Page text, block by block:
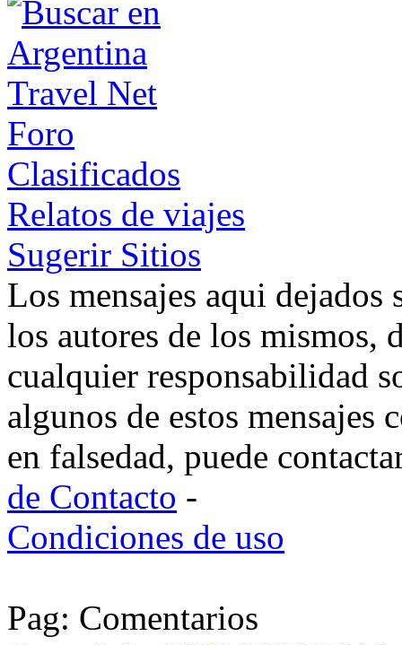
Foro
Clasificados
Relatos de viajes
Sugerir Sitios
Los mensajes aqui
los autores de los mismos,
cualquier responsabilidad
algunos de estos
en falsedad, puede
de Contacto -
Condiciones de uso
Pag: Comentarios